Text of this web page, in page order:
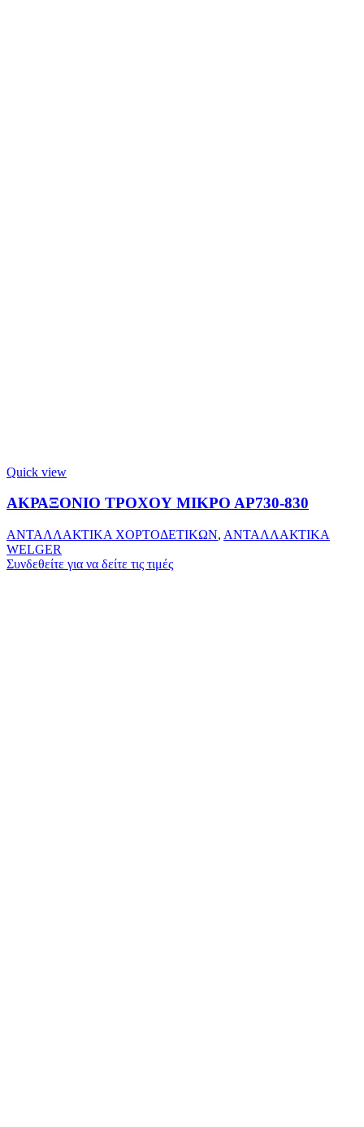
Quick view
ΑΚΡΑΞΟΝΙΟ ΤΡΟΧΟΥ ΜΙΚΡΟ ΑΡ730-830
ΑΝΤΑΛΛΑΚΤΙΚΑ ΧΟΡΤΟΔΕΤΙΚΩΝ, ΑΝΤΑΛΛΑΚΤΙΚΑ
WELGER
Συνδεθείτε για να δείτε τις τιμές